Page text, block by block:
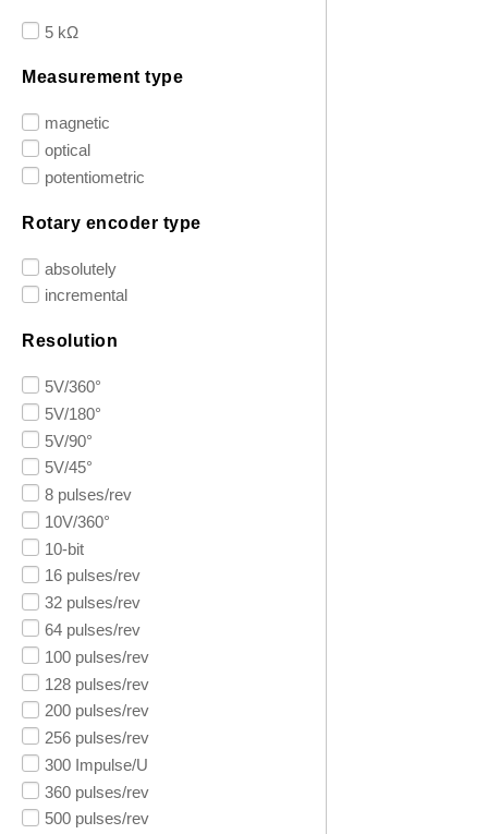
5 kΩ
Measurement type
magnetic
optical
potentiometric
Rotary encoder type
absolutely
incremental
Resolution
5V/360°
5V/180°
5V/90°
5V/45°
8 pulses/rev
10V/360°
10-bit
16 pulses/rev
32 pulses/rev
64 pulses/rev
100 pulses/rev
128 pulses/rev
200 pulses/rev
256 pulses/rev
300 Impulse/U
360 pulses/rev
500 pulses/rev